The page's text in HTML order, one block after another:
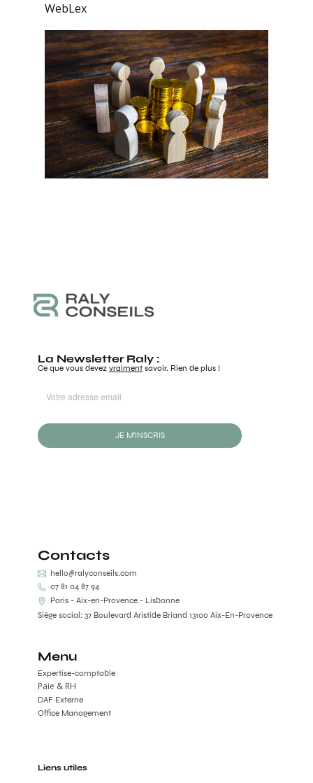
WebLex
La Newsletter Raly :
Ce que vous devez vraiment savoir. Rien de plus !
JE M'INSCRIS
Contacts
hello@ralyconseils.com
07 81 04 87 94
Paris - Aix-en-Provence - Lisbonne
Siège social: 37 Boulevard Aristide Briand 13100 Aix-En-Provence
Menu
Expertise-comptable
DAF Externe
Office Management
Paie & RH
Liens utiles